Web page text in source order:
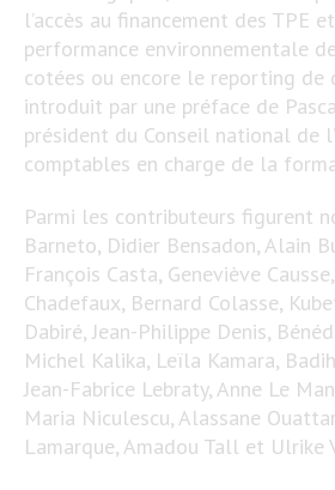
l’accès au financement des TPE
performance environnementale
cotées ou encore le reporting de
introduit par une préface de
président du Conseil national de
comptables en charge de la
Parmi les contributeurs figurent
Barneto, Didier Bensadon, Alain
François Casta, Geneviève
Chadefaux, Bernard Colasse,
Dabiré, Jean-Philippe Denis,
Michel Kalika, Leïla Kamara,
Jean-Fabrice Lebraty, Anne Le
Maria Niculescu, Alassane
Lamarque, Amadou Tall et Ulrike